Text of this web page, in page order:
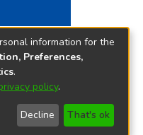
information for the
Preferences,
.
policy.
Decline That's ok